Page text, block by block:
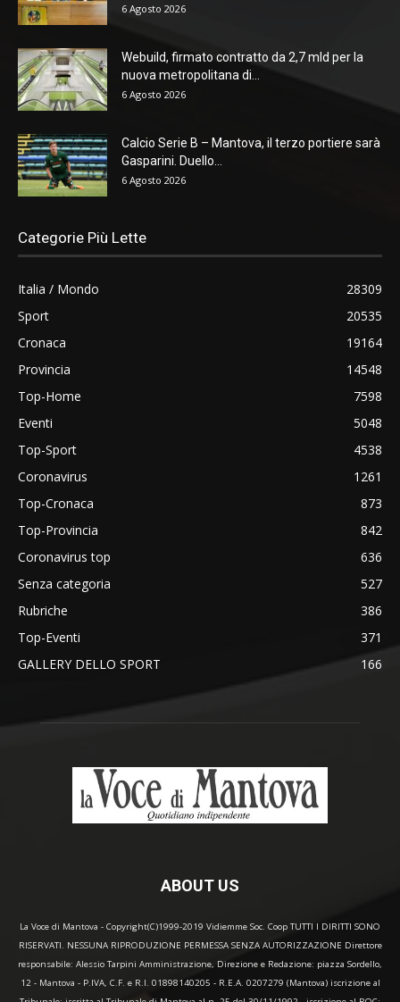
6 Agosto 2026
Webuild, firmato contratto da 2,7 mld per la
nuova metropolitana di...
6 Agosto 2026
Calcio Serie B – Mantova, il terzo portiere sarà
Gasparini. Duello...
6 Agosto 2026
Categorie Più Lette
Italia / Mondo
28309
Sport
20535
Cronaca
19164
Provincia
14548
Top-Home
7598
Eventi
5048
Top-Sport
4538
Coronavirus
1261
Top-Cronaca
873
Top-Provincia
842
Coronavirus top
636
Senza categoria
527
Rubriche
386
Top-Eventi
371
GALLERY DELLO SPORT
166
ABOUT US
La Voce di Mantova - Copyright(C)1999-2019 Vidiemme Soc. Coop TUTTI I DIRITTI SONO
RISERVATI. NESSUNA RIPRODUZIONE PERMESSA SENZA AUTORIZZAZIONE Direttore
responsabile: Alessio Tarpini Amministrazione, Direzione e Redazione: piazza Sordello,
12 - Mantova - P.IVA, C.F. e R.I. 01898140205 - R.E.A. 0207279 (Mantova) iscrizione al